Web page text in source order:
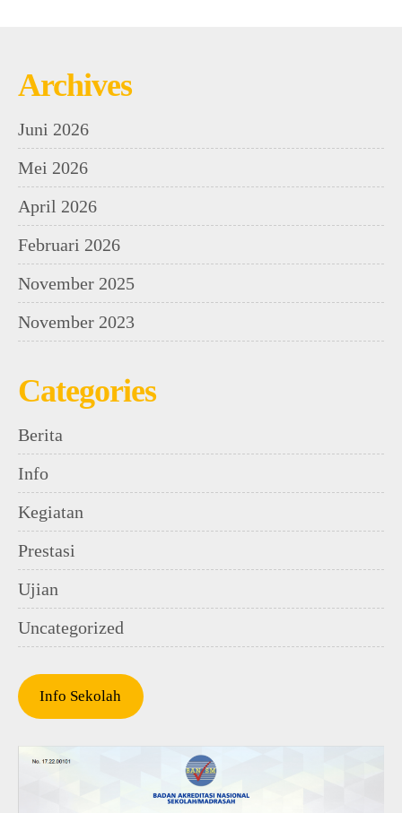
Archives
Juni 2026
Mei 2026
April 2026
Februari 2026
November 2025
November 2023
Categories
Berita
Info
Kegiatan
Prestasi
Ujian
Uncategorized
Info Sekolah